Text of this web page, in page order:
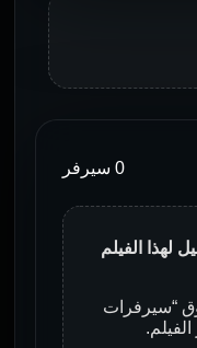
0 سيرفر
لهذا الفيلم
“سيرفرات